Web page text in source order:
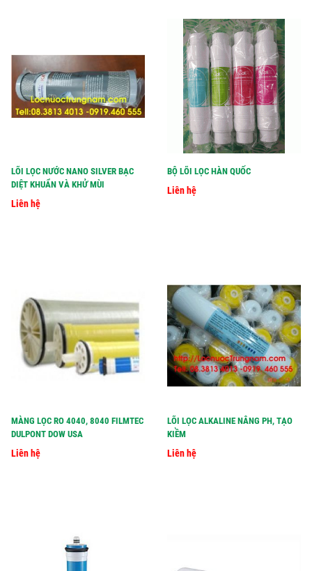
LÕI LỌC NƯỚC NANO SILVER BẠC
DIỆT KHUẨN VÀ KHỬ MÙI
Liên hệ
BỘ LÕI LỌC HÀN QUỐC
Liên hệ
MÀNG LỌC RO 4040, 8040 FILMTEC
DULPONT DOW USA
Liên hệ
LÕI LỌC ALKALINE NÂNG PH, TẠO
KIỀM
Liên hệ